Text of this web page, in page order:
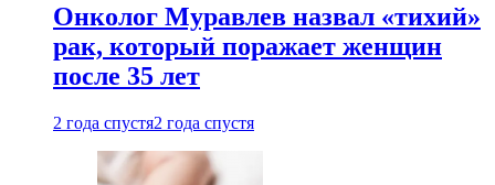
Онколог Муравлев назвал «тихий»
рак, который поражает женщин
после 35 лет
2 года спустя2 года спустя